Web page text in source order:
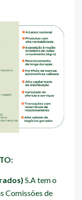
S.A tem o
Comissões de